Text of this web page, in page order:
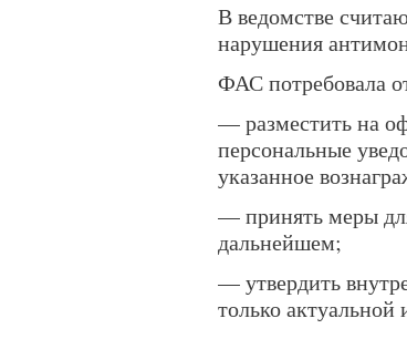
В ведомстве
нарушения
ФАС потребовала
— разместить на
персональные
указанное
— принять меры
дальнейшем;
— утвердить
только